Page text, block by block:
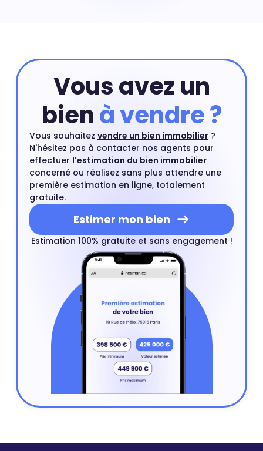
Vous avez un
bienà vendre ?
Vous souhaitez vendre un bien immobilier ?
N'hésitez pas à contacter nos agents pour
effectuer l'estimation du bien immobilier
concerné ou réalisez sans plus attendre une
première estimation en ligne, totalement
gratuite.
Estimer mon bien
Estimation 100% gratuite et sans engagement !